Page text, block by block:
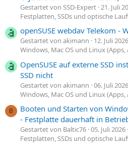
Gestartet von SSD-Expert 21. Juli
Festplatten, SSDs und optische
openSUSE webdav Telekom -
Gestartet von akimann 12. Juli 2026
Windows, Mac OS und Linux
OpenSUSE auf externe SSD
SSD nicht
Gestartet von akimann 06. Juli 2026
Windows, Mac OS und Linux
B
Booten und Starten von
- Festplatte dauerhaft in
Gestartet von Baltic76 05. Juli 2026
Festplatten, SSDs und optische